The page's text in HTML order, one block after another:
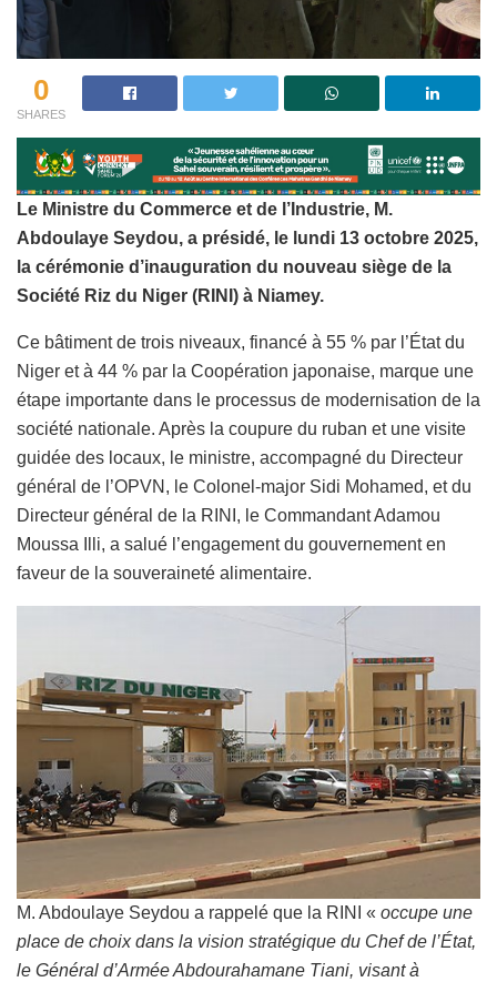
0
SHARES
Le Ministre du Commerce et de l’Industrie, M.
Abdoulaye Seydou, a présidé, le lundi 13 octobre 2025,
la cérémonie d’inauguration du nouveau siège de la
Société Riz du Niger (RINI) à Niamey.
Ce bâtiment de trois niveaux, financé à 55 % par l’État du
Niger et à 44 % par la Coopération japonaise, marque une
étape importante dans le processus de modernisation de la
société nationale. Après la coupure du ruban et une visite
guidée des locaux, le ministre, accompagné du Directeur
général de l’OPVN, le Colonel-major Sidi Mohamed, et du
Directeur général de la RINI, le Commandant Adamou
Moussa Illi, a salué l’engagement du gouvernement en
faveur de la souveraineté alimentaire.
M. Abdoulaye Seydou a rappelé que la RINI « occupe une
place de choix dans la vision stratégique du Chef de l’État,
le Général d’Armée Abdourahamane Tiani, visant à